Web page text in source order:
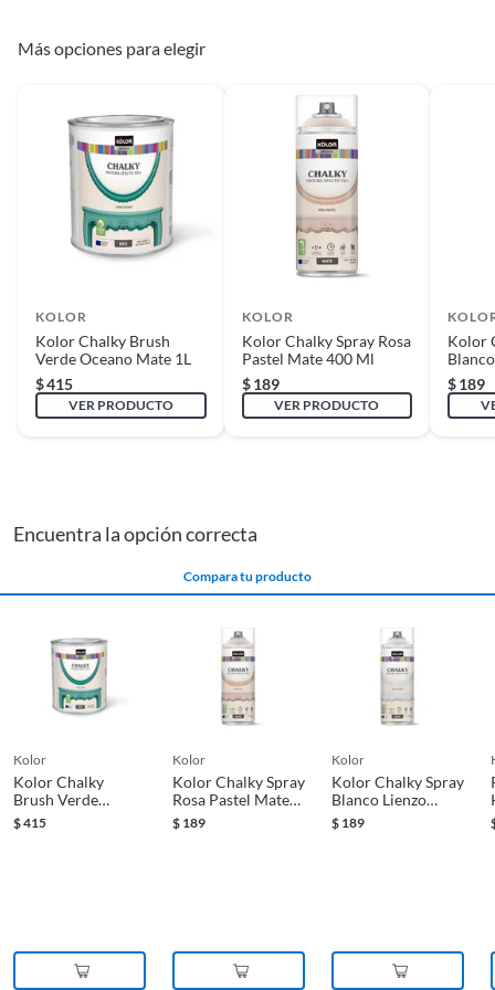
* Presentar el ticket de compra y/o factura.
Recuerda que, al momento de la recolección, nuestro personal verificará
que los requisitos descritos con anterioridad sean cumplidos para
aprobar que cuentas con el beneficio de Satisfacción garantizada.
Reembolso de dinero
Iniciaremos el reembolso de tu dinero cuando recibamos el producto.
Más opciones para elegir
KOLOR
Kolor Chalky Brush
Verde Oceano Mate 1L
$415
VER PRODUCTO
KOLOR
Kolor Chalky Spray Rosa
Pastel Mate 400 Ml
$ 189
VER PRODUCTO
Kolor
$189
Encuentra la opción correcta
Compara tu producto
kolor
Kolor Chalky
Brush Verde
Oceano Mate 1L
$415
kolor
Kolor Chalky Spray
Rosa Pastel Mate
400 Ml
$ 189
kolor
Kolor Chalky Spray
Blanco Lienzo
Mt400Ml
$ 189